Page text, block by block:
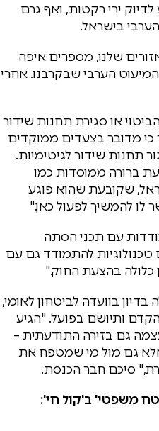
ירי רקטות, ואף גרם
בישראל.
שלנו, מספרים איפה
הערבי שבקרבנו. אחרי
או סגירת תחנות שידור
כי מדובר בצעדים ממוקדים
תחנות שידור לגיטימיות.
ברורה ממוסדות כמו
שקובעת שהוא פוגע
לו להמשיך לפעול כאן."
עם תכני הסתה
להתמודד גם עם
בהצעת החוק."
בוועדה לביטחון לאומי,
ותיושם בפועל. "הגיע
גם בזירה התודעתית –
גם מול מי שמטפח את
סיכם חבר הכנסת.
משפטי' ב'קול חי':